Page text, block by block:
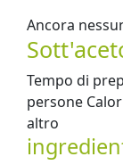
Ancora
Tempo di
persone
altro